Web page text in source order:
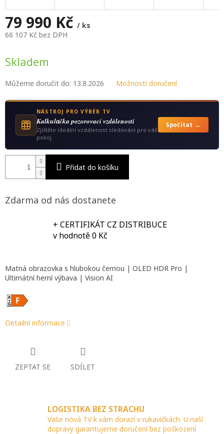
79 990 Kč / ks
66 107 Kč bez DPH
cena:
Skladem
Můžeme doručit do: 13.8.2026 Možnosti doručení
NÁSTROJ PRO VÝBĚR TV
Kalkulаčka pozorovací vzdálenosti
Zjištěte ideální vzdálenost sledování pro váš
pokoj
Spočítat →
Přidat do košíku
Zdarma od nás dostanete
+ CERTIFIKÁT CZ DISTRIBUCE
v hodnotě 0 Kč
Matná obrazovka s hlubokou černou | OLED HDR Pro |
Ultimátní herní výbava | Vision AI
Detailní informace
ZEPTAT SE SDÍLET
LOGISTIKA BEZ STRACHU
Vaše nová TV k vám dorazí v rukavičkách. U naší
dopravy garantujeme doručení bez poškození